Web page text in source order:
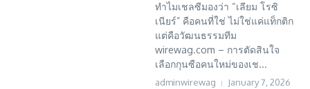
ทำไมเชลซีมองว่า “เลียม โรซิ
เนียร์” คือคนที่ใช่ ไม่ใช่แค่แท็กติก
แต่คือวัฒนธรรมทีม
wirewag.com – การตัดสินใจ
เลือกกุนซือคนใหม่ของเช...
adminwirewag January 7, 2026